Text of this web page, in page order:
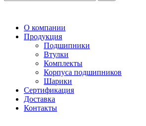
О компании
Продукция
Подшипники
Втулки
Комплекты
Корпуса подшипников
Шарики
Сертификация
Доставка
Контакты